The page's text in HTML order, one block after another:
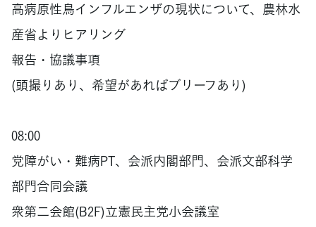
高病原性鳥インフルエンザの現状について、農林水
産省よりヒアリング
報告・協議事項
(頭撮りあり、希望があればブリーフあり)
08:00
党障がい・難病PT、会派内閣部門、会派文部科学
部門合同会議
衆第二会館(B2F)立憲民主党小会議室